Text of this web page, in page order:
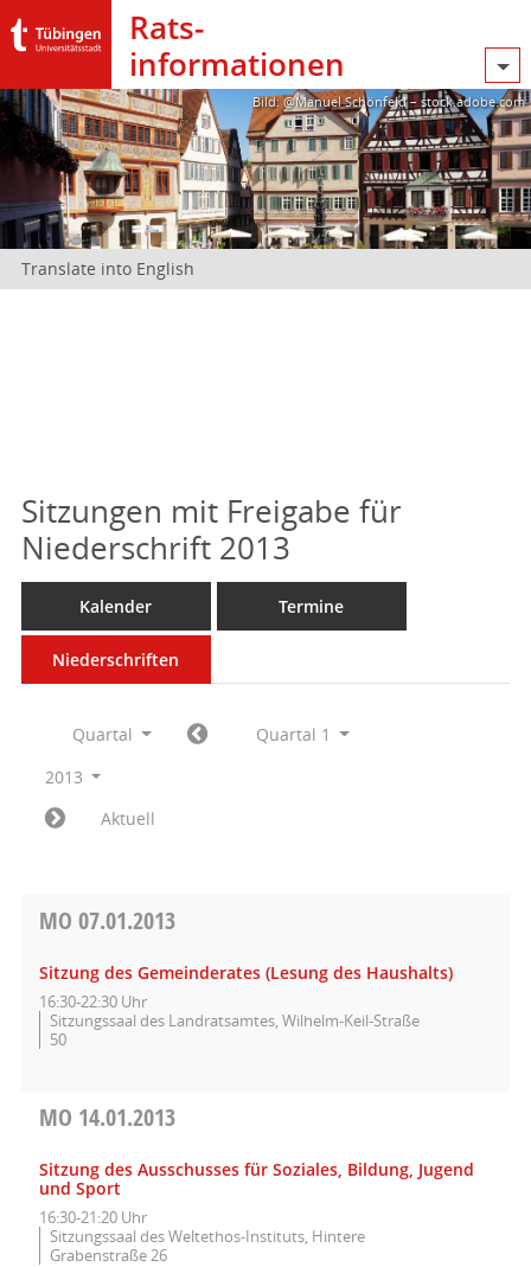
Rats­
informationen
Bild: @Manuel Schönfeld – stock.adobe.com
Translate into English
Sitzungen mit Freigabe für
Niederschrift 2013
Kalender Termine
Niederschriften
Quartal
Quartal 1
2013
Aktuell
MO 07.01.2013
Sitzung des Gemeinderates (Lesung des Haushalts)
16:30-22:30 Uhr
Sitzungssaal des Landratsamtes, Wilhelm-Keil-Straße
50
MO 14.01.2013
Sitzung des Ausschusses für Soziales, Bildung, Jugend
und Sport
16:30-21:20 Uhr
Sitzungssaal des Weltethos-Instituts, Hintere
Grabenstraße 26